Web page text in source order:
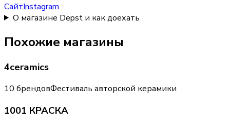
СайтInstagram
О магазине Depst и как доехать
Похожие магазины
4ceramics
10 брендовФестиваль авторской керамики
1001 КРАСКА